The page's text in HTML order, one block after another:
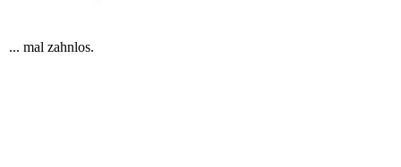
... mal zahnlos.